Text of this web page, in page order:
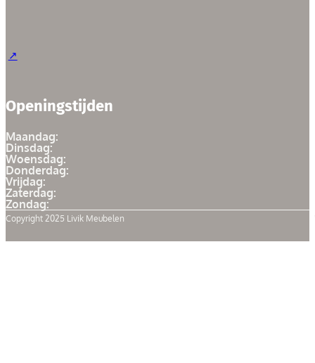
Openingstijden
Maandag:
Dinsdag:
Woensdag:
Donderdag:
Vrijdag:
Zaterdag:
Zondag:
Copyright 2025 Livik Meubelen